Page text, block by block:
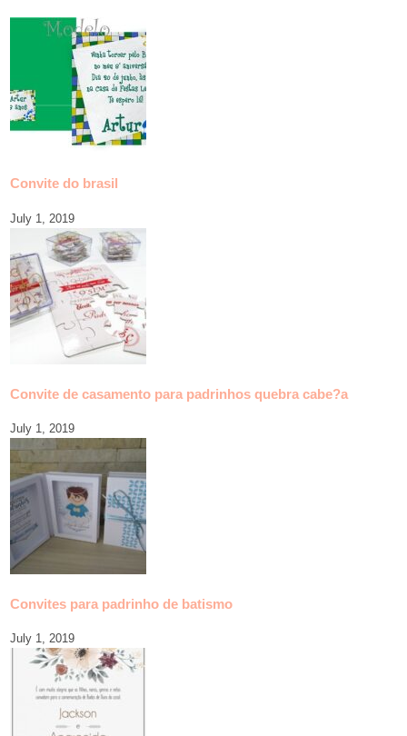
Convite do brasil
July 1, 2019
Convite de casamento para padrinhos quebra cabe?a
July 1, 2019
Convites para padrinho de batismo
July 1, 2019